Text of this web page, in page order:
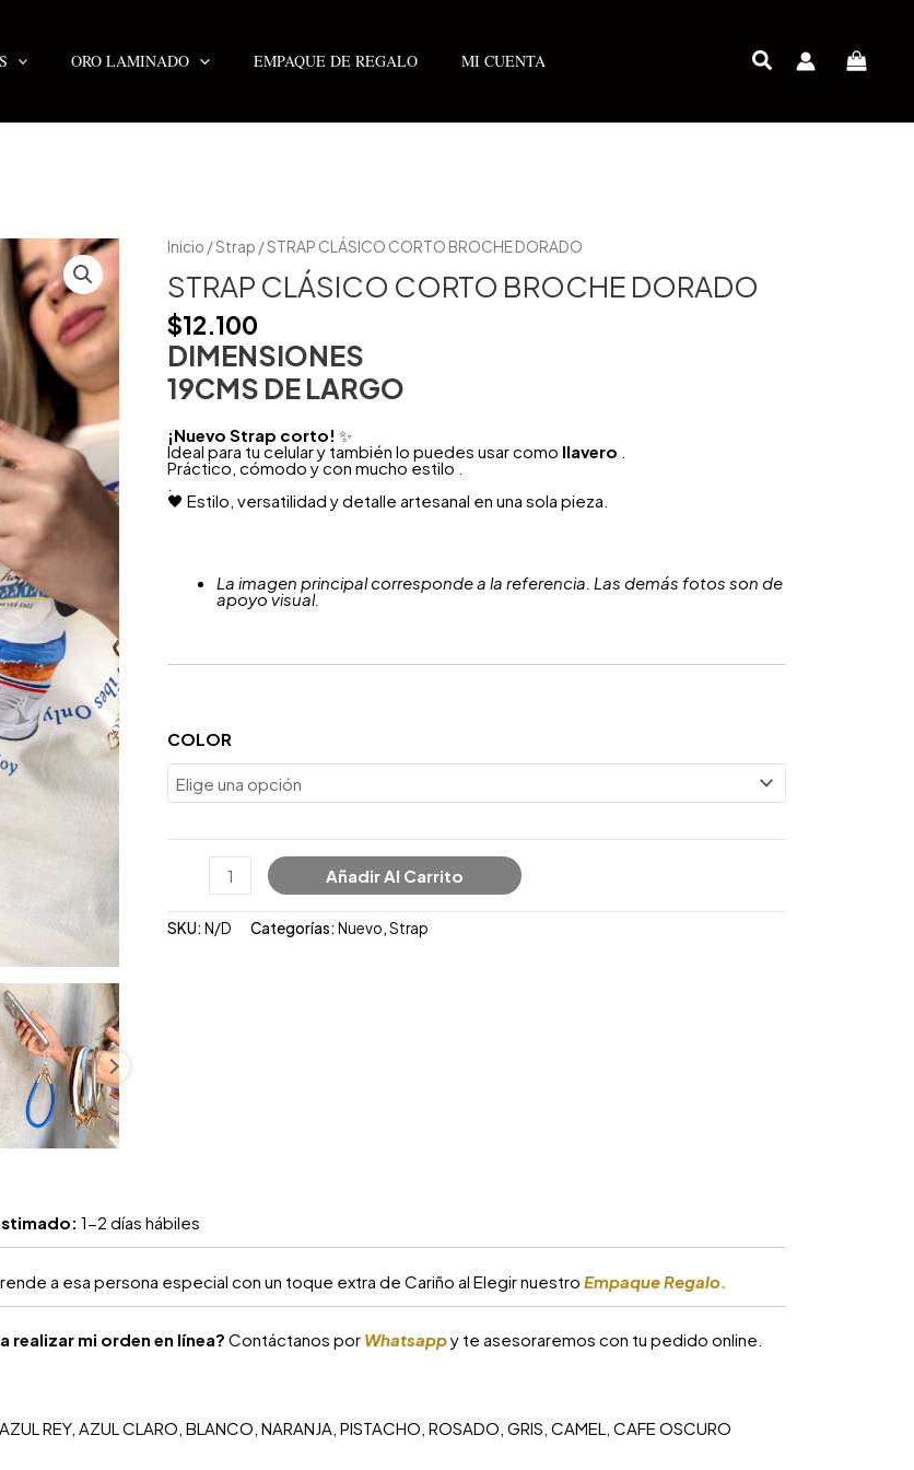
ORO LAMINADO EMPAQUE DE REGALO MI CUENTA
Inicio /Strap / STRAP CLÁSICO CORTO BROCHE DORADO
STRAP CLÁSICO CORTO BROCHE DORADO
$12.100
DIMENSIONES
19CMS DE LARGO
¡Nuevo Strap corto! ✨
Ideal para tu celular y también lo puedes usar como llavero .
Práctico, cómodo y con mucho estilo .
.
🖤 Estilo, versatilidad y detalle artesanal en una sola pieza.
La imagen principal corresponde a la referencia. Las demás fotos son de
apoyo visual.
COLOR
STRAP
CLÁSICO
CORTO
BROCHE
DORADO
cantidad
Añadir Al Carrito
SKU: N/D Categorías: Nuevo,Strap
1-2 días hábiles
a esa persona especial con un toque extra de Cariño al Elegir nuestro Empaque Regalo.
realizar mi orden en línea? Contáctanos por Whatsappy te asesoraremos con tu pedido online.
AZUL REY, AZUL CLARO, BLANCO, NARANJA, PISTACHO, ROSADO, GRIS, CAMEL, CAFE OSCURO